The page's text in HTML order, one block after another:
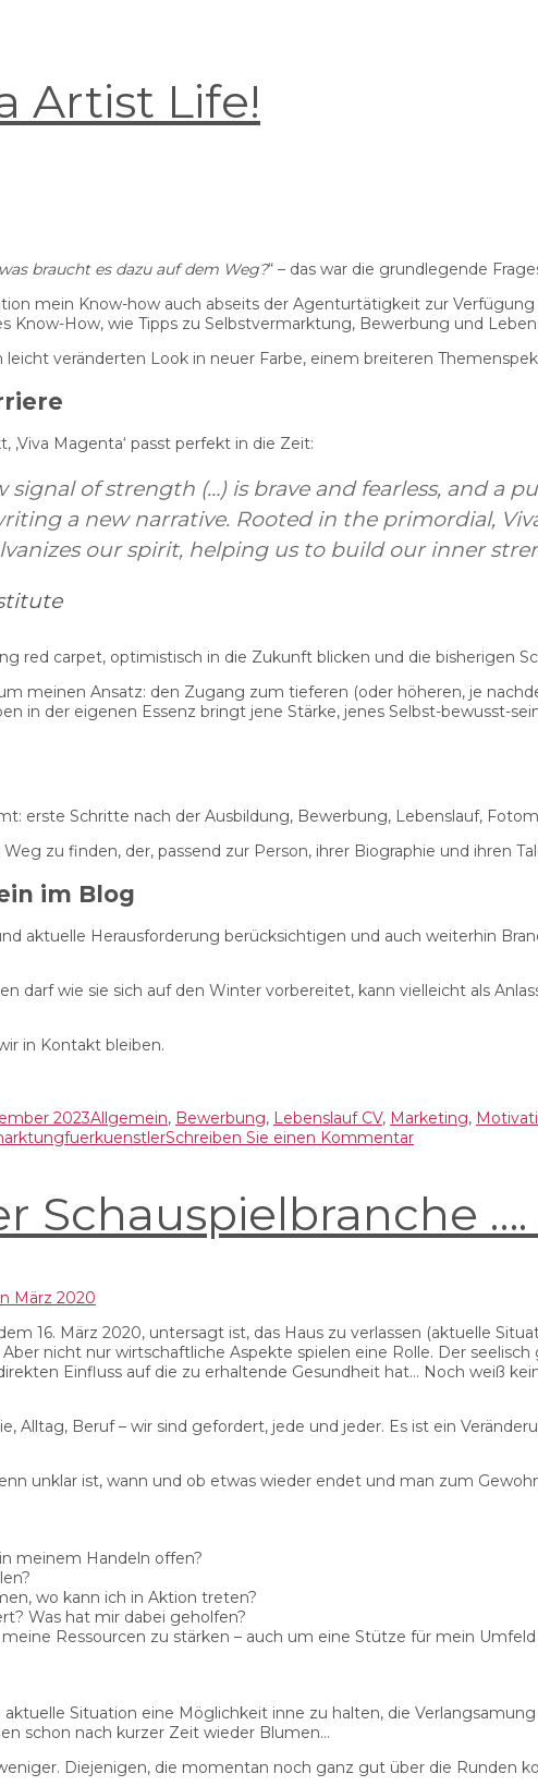
Artist Life!
braucht es dazu auf dem Weg?“ – das war die grundlegende
mein Know-how auch abseits der Agenturtätigkeit zur
Know-How, wie Tipps zu Selbstvermarktung, Bewerbung und
leicht veränderten Look in neuer Farbe, einem breiteren
Magenta‘ passt perfekt in die Zeit:
signal of strength (…) is brave and fearless, and a
a new narrative. Rooted in the primordial,
our spirit, helping us to build our inner
red carpet, optimistisch in die Zukunft blicken und die bisherigen
meinen Ansatz: den Zugang zum tieferen (oder höheren, je
in der eigenen Essenz bringt jene Stärke, jenes Selbst-bewusst-
erste Schritte nach der Ausbildung, Bewerbung, Lebenslauf,
zu finden, der, passend zur Person, ihrer Biographie und ihren
im Blog
aktuelle Herausforderung berücksichtigen und auch weiterhin
darf wie sie sich auf den Winter vorbereitet, kann vielleicht als
in Kontakt bleiben.
2023Allgemein, Bewerbung, Lebenslauf CV, Marketing,
Schreiben Sie einen Kommentarzu
viva
Artist
Life!
Schauspielbranche
16. März 2020, untersagt ist, das Haus zu verlassen (aktuelle
nicht nur wirtschaftliche Aspekte spielen eine Rolle. Der
Einfluss auf die zu erhaltende Gesundheit hat… Noch weiß
Alltag, Beruf – wir sind gefordert, jede und jeder. Es ist ein
unklar ist, wann und ob etwas wieder endet und man zum
meinem Handeln offen?
wo kann ich in Aktion treten?
Was hat mir dabei geholfen?
Ressourcen zu stärken – auch um eine Stütze für mein Umfeld
Situation eine Möglichkeit inne zu halten, die
schon nach kurzer Zeit wieder Blumen…
Diejenigen, die momentan noch ganz gut über die Runden